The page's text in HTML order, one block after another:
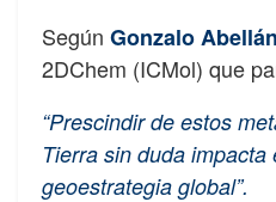
Según Gonzalo Abellán
2DChem (ICMol) que
“Prescindir de estos
Tierra sin duda
geoestrategia global”.